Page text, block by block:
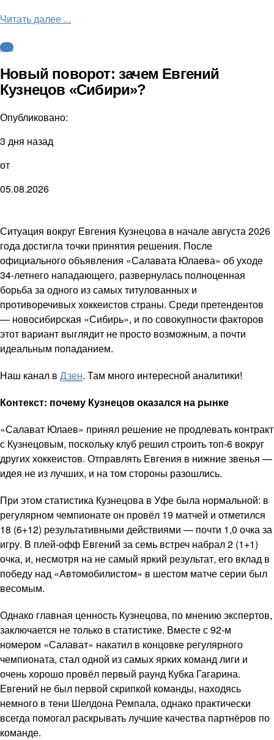
Читать далее ...
КХЛ
Новый поворот: зачем Евгений
Кузнецов «Сибири»?
Опубликовано:
3 дня назад
от
05.08.2026
Ситуация вокруг Евгения Кузнецова в начале августа 2026
года достигла точки принятия решения. После
официального объявления «Салавата Юлаева» об уходе
34-летнего нападающего, развернулась полноценная
борьба за одного из самых титулованных и
противоречивых хоккеистов страны. Среди претендентов
— новосибирская «Сибирь», и по совокупности факторов
этот вариант выглядит не просто возможным, а почти
идеальным попаданием.
Наш канал в Дзен. Там много интересной аналитики!
Контекст: почему Кузнецов оказался на рынке
«Салават Юлаев» принял решение не продлевать контракт
с Кузнецовым, поскольку клуб решил строить топ-6 вокруг
других хоккеистов. Отправлять Евгения в нижние звенья —
идея не из лучших, и на том стороны разошлись.
При этом статистика Кузнецова в Уфе была нормальной: в
регулярном чемпионате он провёл 19 матчей и отметился
18 (6+12) результативными действиями — почти 1,0 очка за
игру. В плей-офф Евгений за семь встреч набрал 2 (1+1)
очка, и, несмотря на не самый яркий результат, его вклад в
победу над «Автомобилистом» в шестом матче серии был
весомым.
Однако главная ценность Кузнецова, по мнению экспертов,
заключается не только в статистике. Вместе с 92-м
номером «Салават» накатил в концовке регулярного
чемпионата, стал одной из самых ярких команд лиги и
очень хорошо провёл первый раунд Кубка Гагарина.
Евгений не был первой скрипкой команды, находясь
немного в тени Шелдона Ремпала, однако практически
всегда помогал раскрывать лучшие качества партнёров по
команде.